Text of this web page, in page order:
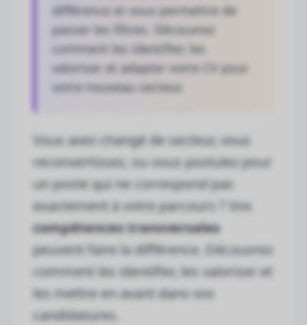
différence et vous permettre de
passer les filtres. Découvrez
comment les identifier, les
valoriser et adapter votre CV pour
votre nouveau secteur.
Vous avez changé de secteur, vous
reconvertissez, ou vous postulez pour
un poste qui ne correspond pas
exactement à votre parcours ? Vos
compétences transversales
peuvent faire la différence. Découvrez
comment les identifier, les valoriser et
les mettre en avant dans vos
candidatures.